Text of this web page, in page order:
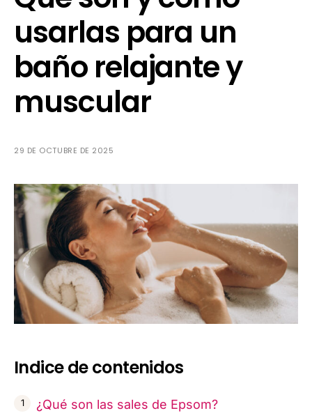
usarlas para un
baño relajante y
muscular
29 DE OCTUBRE DE 2025
Indice de contenidos
¿Qué son las sales de Epsom?